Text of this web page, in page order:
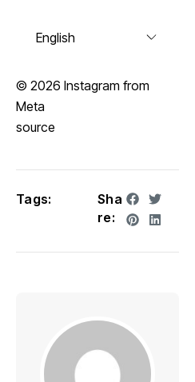
© 2026 Instagram from
Meta
source
Tags:
Sha
re: